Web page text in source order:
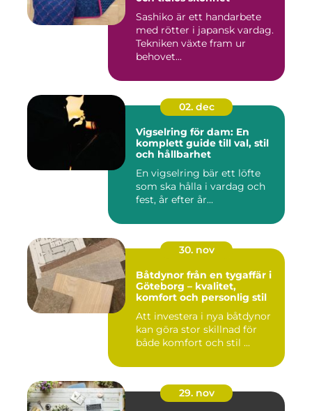
Sashiko är ett handarbete
med rötter i japansk vardag.
Tekniken växte fram ur
behovet...
02. dec
Vigselring för dam: En
komplett guide till val, stil
och hållbarhet
En vigselring bär ett löfte
som ska hålla i vardag och
fest, år efter år...
30. nov
Båtdynor från en tygaffär i
Göteborg – kvalitet,
komfort och personlig stil
Att investera i nya båtdynor
kan göra stor skillnad för
både komfort och stil ...
29. nov